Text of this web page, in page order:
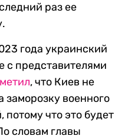
раз ее
года украинский
с представителями
, что Киев не
заморозку военного
что это будет
словам главы